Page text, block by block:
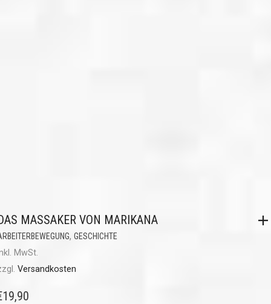
MASSAKER VON MARIKANA
, GESCHICHTE
MwSt.
Versandkosten
19,90